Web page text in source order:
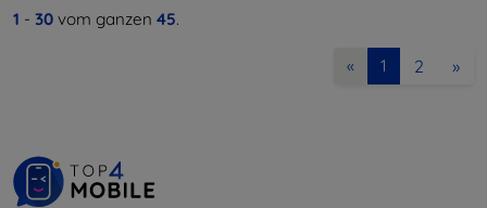
1 - 30 vom ganzen 45.
« 1 2 »